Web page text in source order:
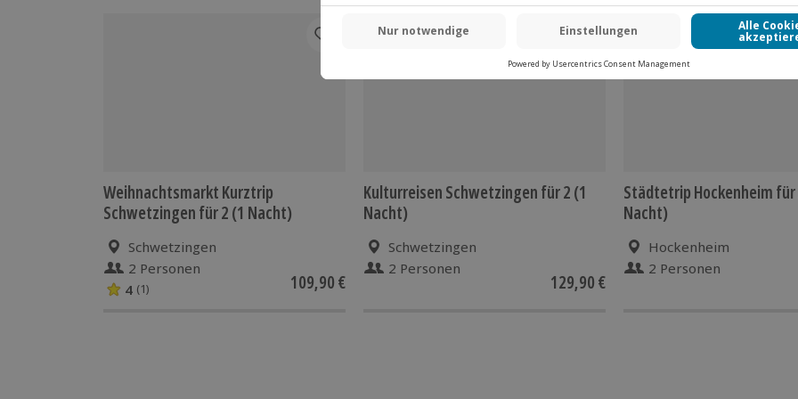
Weihnachtsmarkt Kurztrip
Schwetzingen für 2 (1 Nacht)
Schwetzingen
2 Personen
4 (1) 109,90 €
Kulturreisen Schwetzingen für 2 (1
Nacht)
Schwetzingen
2 Personen
129,90 €
Städtetrip Hockenheim für
Nacht)
Hockenheim
2 Personen